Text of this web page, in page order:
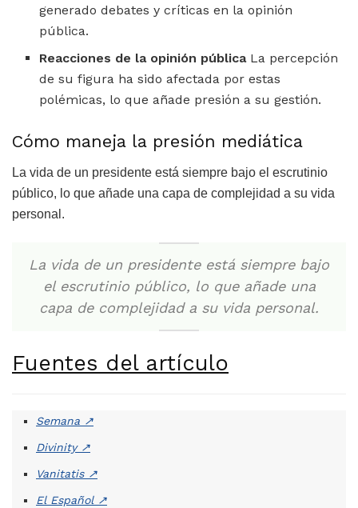
generado debates y críticas en la opinión
pública.
Reacciones de la opinión públicaLa percepción
de su figura ha sido afectada por estas
polémicas, lo que añade presión a su gestión.
Cómo maneja la presión mediática
La vida de un presidente está siempre bajo el escrutinio
público, lo que añade una capa de complejidad a su vida
personal.
La vida de un presidente está siempre bajo
el escrutinio público, lo que añade una
capa de complejidad a su vida personal.
Fuentes del artículo
Semana ↗
Divinity ↗
Vanitatis ↗
El Español ↗